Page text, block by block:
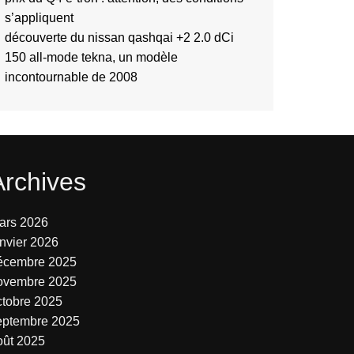
s’appliquent
découverte du nissan qashqai +2 2.0 dCi
150 all-mode tekna, un modèle
incontournable de 2008
2026
2026
2025
2025
2025
2025
2025